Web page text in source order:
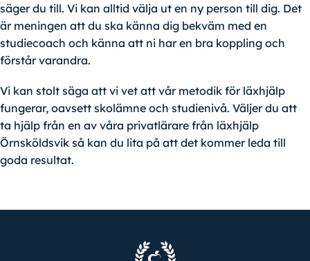
säger du till. Vi kan alltid välja ut en ny person till dig. Det
är meningen att du ska känna dig bekväm med en
studiecoach och känna att ni har en bra koppling och
förstår varandra.
Vi kan stolt säga att vi vet att vår metodik för läxhjälp
fungerar, oavsett skolämne och studienivå. Väljer du att
ta hjälp från en av våra privatlärare från läxhjälp
Örnsköldsvik så kan du lita på att det kommer leda till
goda resultat.